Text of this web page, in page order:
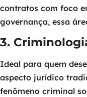
contratos com foco
governança, essa
3.
Ideal para quem
aspecto jurídico
fenômeno criminal